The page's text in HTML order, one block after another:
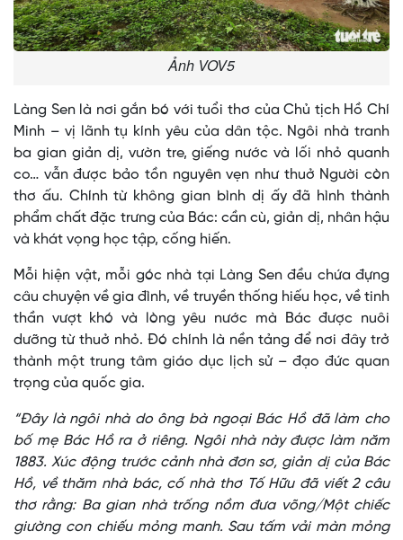
Ảnh VOV5
Làng Sen là nơi gắn bó với tuổi thơ của Chủ tịch Hồ Chí
Minh – vị lãnh tụ kính yêu của dân tộc. Ngôi nhà tranh
ba gian giản dị, vườn tre, giếng nước và lối nhỏ quanh
co… vẫn được bảo tồn nguyên vẹn như thuở Người còn
thơ ấu. Chính từ không gian bình dị ấy đã hình thành
phẩm chất đặc trưng của Bác: cần cù, giản dị, nhân hậu
và khát vọng học tập, cống hiến.
Mỗi hiện vật, mỗi góc nhà tại Làng Sen đều chứa đựng
câu chuyện về gia đình, về truyền thống hiếu học, về tinh
thần vượt khó và lòng yêu nước mà Bác được nuôi
dưỡng từ thuở nhỏ. Đó chính là nền tảng để nơi đây trở
thành một trung tâm giáo dục lịch sử – đạo đức quan
trọng của quốc gia.
“Đây là ngôi nhà do ông bà ngoại Bác Hồ đã làm cho
bố mẹ Bác Hồ ra ở riêng. Ngôi nhà này được làm năm
1883. Xúc động trước cảnh nhà đơn sơ, giản dị của Bác
Hồ, về thăm nhà bác, cố nhà thơ Tố Hữu đã viết 2 câu
thơ rằng: Ba gian nhà trống nồm đưa võng/Một chiếc
giường con chiếu mỏng manh. Sau tấm vải màn mỏng